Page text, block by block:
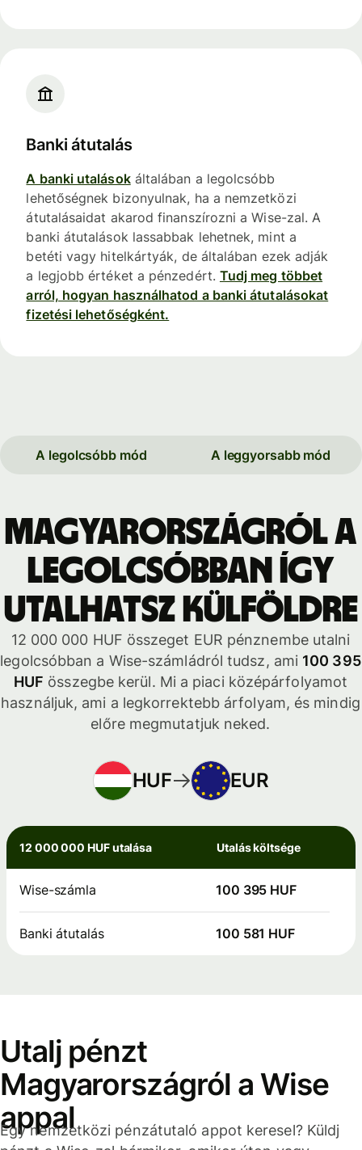
Banki átutalás
A banki utalásokáltalában a legolcsóbb
lehetőségnek bizonyulnak, ha a nemzetközi
átutalásaidat akarod finanszírozni a Wise-zal. A
banki átutalások lassabbak lehetnek, mint a
betéti vagy hitelkártyák, de általában ezek adják
a legjobb értéket a pénzedért. Tudj meg többet
arról, hogyan használhatod a banki átutalásokat
fizetési lehetőségként.
A legolcsóbb mód A leggyorsabb mód
Magyarországról a
legolcsóbban így
utalhatsz külföldre
12 000 000 HUF összeget EUR pénznembe utalni
legolcsóbban a Wise-számládról tudsz, ami 100 395
HUF összegbe kerül. Mi a piaci középárfolyamot
használjuk, ami a legkorrektebb árfolyam, és mindig
előre megmutatjuk neked.
HUF EUR
12 000 000 HUF utalása Utalás költsége
Wise-számla 100 395 HUF
Banki átutalás 100 581 HUF
Utalj pénzt
Magyarországról a Wise
appal
Egy nemzetközi pénzátutaló appot keresel? Küldj